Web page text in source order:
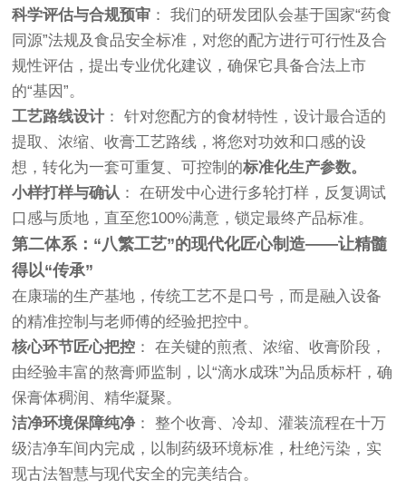
科学评估与合规预审 ： 我们的研发团队会基于国家“药食
同源”法规及食品安全标准，对您的配方进行可行性及合
规性评估，提出专业优化建议，确保它具备合法上市
的“基因”。
工艺路线设计 ： 针对您配方的食材特性，设计最合适的
提取、浓缩、收膏工艺路线，将您对功效和口感的设
想，转化为一套可重复、可控制的标准化生产参数。
小样打样与确认 ： 在研发中心进行多轮打样，反复调试
口感与质地，直至您100%满意，锁定最终产品标准。
第二体系：“八繁工艺”的现代化匠心制造——让精髓
得以“传承”
在康瑞的生产基地，传统工艺不是口号，而是融入设备
的精准控制与老师傅的经验把控中。
核心环节匠心把控 ： 在关键的煎煮、浓缩、收膏阶段，
由经验丰富的熬膏师监制，以“滴水成珠”为品质标杆，确
保膏体稠润、精华凝聚。
洁净环境保障纯净 ： 整个收膏、冷却、灌装流程在十万
级洁净车间内完成，以制药级环境标准，杜绝污染，实
现古法智慧与现代安全的完美结合。